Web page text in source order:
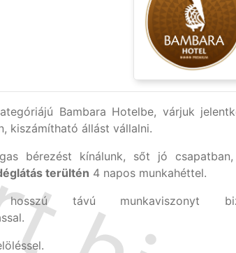
Bambara Hotelbe, várjuk
kiszámítható állást vállalni.
bérezést kínálunk, sőt jó csapatban,
terültén 4 napos munkahéttel.
távú munkaviszonyt